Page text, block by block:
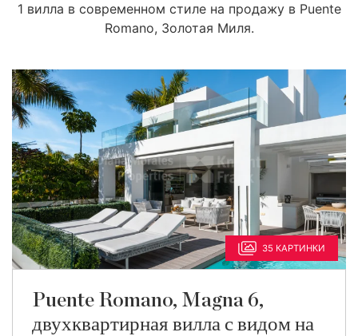
1 вилла в современном стиле на продажу в Puente
Romano, Золотая Миля.
35 КАРТИНКИ
Puente Romano, Magna 6,
двухквартирная вилла с видом на